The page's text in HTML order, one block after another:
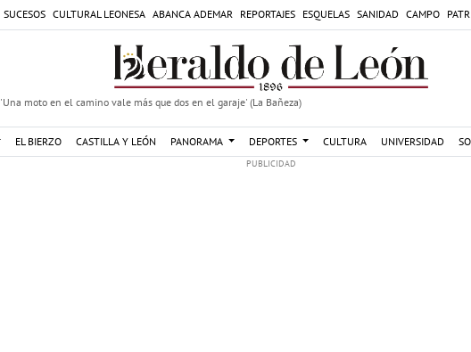
SUCESOS CULTURAL LEONESA ABANCA ADEMAR REPORTAJES ESQUELAS SANIDAD CAMPO
'Una moto en el camino vale más que dos en el garaje' (La Bañeza)
EL BIERZO CASTILLA Y LEÓN PANORAMA DEPORTES CULTURA UNIVERSIDAD